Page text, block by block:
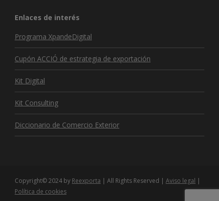
Enlaces de interés
Programa XpandeDigital
Cupón ACCIÓ de estrategia de exportación
Kit Digital
Kit Consulting
Diccionario de Comercio Exterior
Copyright© 2024 by Reexporta | All Rights Reserved | Aviso legal |
Política de cookies